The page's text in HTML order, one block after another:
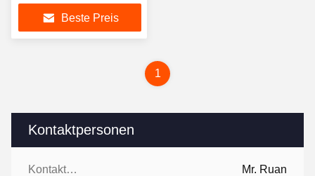
Kontaktpersonen
Kontaktpersonen: Mr. Ruan
Beste Preis
1